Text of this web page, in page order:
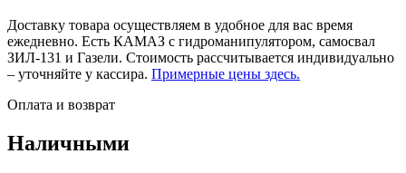
Доставку товара осуществляем в удобное для вас время
ежедневно. Есть КАМАЗ с гидроманипулятором, самосвал
ЗИЛ-131 и Газели. Стоимость рассчитывается индивидуально
– уточняйте у кассира. Примерные цены здесь.
Оплата и возврат
Наличными